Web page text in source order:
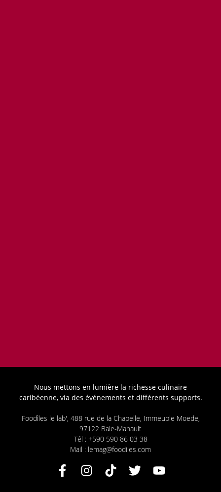
Nous mettons en lumière la richesse culinaire
caribéenne, via des événements et différents supports.
Foodîles le lab', 488 rue de la Chapelle, Immeuble Moede,
97122 Baie-Mahault
Tél : +590 590 86 03 38
Mail : lemag@foodiles.com